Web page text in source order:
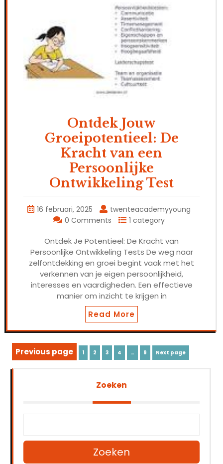
Ontdek Jouw
Groeipotentieel: De
Kracht van een
Persoonlijke
Ontwikkeling Test
16 februari, 2025
twenteacademyyoung
0 Comments
1 category
Ontdek Je Potentieel: De Kracht van
Persoonlijke Ontwikkeling Tests De weg naar
zelfontdekking en groei begint vaak met het
verkennen van je eigen persoonlijkheid,
interesses en vaardigheden. Een effectieve
manier om inzicht te krijgen in
Read More
Berichten
paginering
Previous page Page
1 Page
2 Page
3 Page
4 … Page
9 Next page
Zoeken
Zoeken